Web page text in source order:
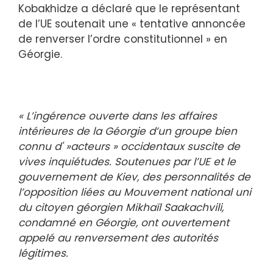
Kobakhidze a déclaré que le représentant
de l’UE soutenait une « tentative annoncée
de renverser l’ordre constitutionnel » en
Géorgie.
« L’ingérence ouverte dans les affaires
intérieures de la Géorgie d’un groupe bien
connu d' »acteurs » occidentaux suscite de
vives inquiétudes. Soutenues par l’UE et le
gouvernement de Kiev, des personnalités de
l’opposition liées au Mouvement national uni
du citoyen géorgien Mikhaïl Saakachvili,
condamné en Géorgie, ont ouvertement
appelé au renversement des autorités
légitimes.